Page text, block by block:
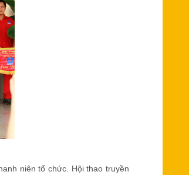
niên tổ chức. Hội thao truyền